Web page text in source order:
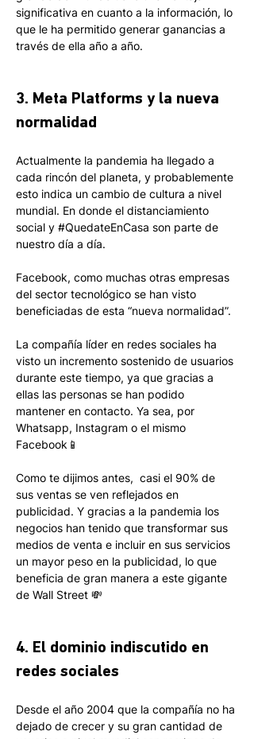
significativa en cuanto a la información, lo
que le ha permitido generar ganancias a
través de ella año a año.
3. Meta Platforms y la nueva
normalidad
Actualmente la pandemia ha llegado a
cada rincón del planeta, y probablemente
esto indica un cambio de cultura a nivel
mundial. En donde el distanciamiento
social y #QuedateEnCasa son parte de
nuestro día a día.
Facebook, como muchas otras empresas
del sector tecnológico se han visto
beneficiadas de esta “nueva normalidad”.
La compañía líder en redes sociales ha
visto un incremento sostenido de usuarios
durante este tiempo, ya que gracias a
ellas las personas se han podido
mantener en contacto. Ya sea, por
Whatsapp, Instagram o el mismo
Facebook📱
Como te dijimos antes,  casi el 90% de
sus ventas se ven reflejados en
publicidad. Y gracias a la pandemia los
negocios han tenido que transformar sus
medios de venta e incluir en sus servicios
un mayor peso en la publicidad, lo que
beneficia de gran manera a este gigante
de Wall Street 💸
4. El dominio indiscutido en
redes sociales
Desde el año 2004 que la compañía no ha
dejado de crecer y su gran cantidad de